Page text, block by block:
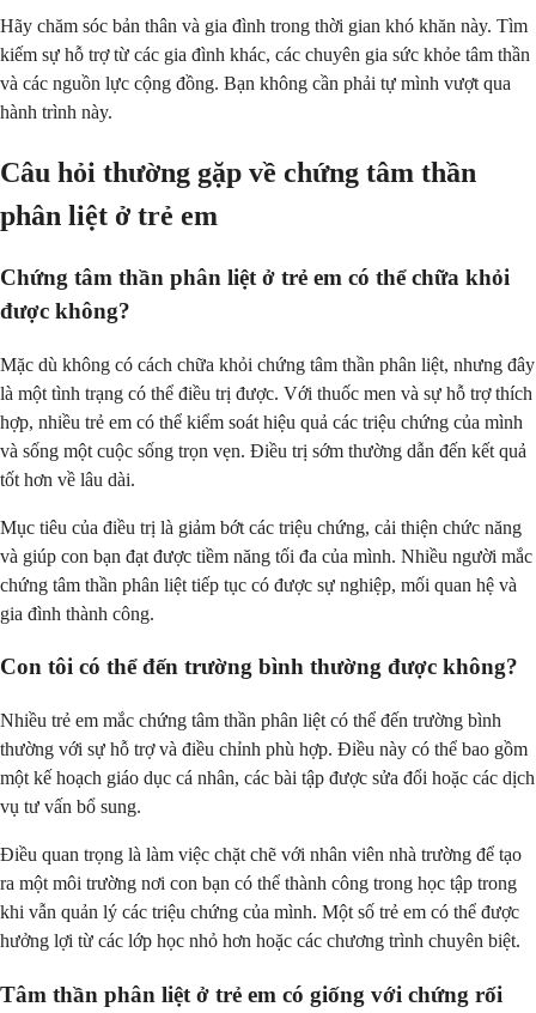
Hãy chăm sóc bản thân và gia đình trong thời gian khó khăn này. Tìm
kiếm sự hỗ trợ từ các gia đình khác, các chuyên gia sức khỏe tâm thần
và các nguồn lực cộng đồng. Bạn không cần phải tự mình vượt qua
hành trình này.
Câu hỏi thường gặp về chứng tâm thần
phân liệt ở trẻ em
Chứng tâm thần phân liệt ở trẻ em có thể chữa khỏi
được không?
Mặc dù không có cách chữa khỏi chứng tâm thần phân liệt, nhưng đây
là một tình trạng có thể điều trị được. Với thuốc men và sự hỗ trợ thích
hợp, nhiều trẻ em có thể kiểm soát hiệu quả các triệu chứng của mình
và sống một cuộc sống trọn vẹn. Điều trị sớm thường dẫn đến kết quả
tốt hơn về lâu dài.
Mục tiêu của điều trị là giảm bớt các triệu chứng, cải thiện chức năng
và giúp con bạn đạt được tiềm năng tối đa của mình. Nhiều người mắc
chứng tâm thần phân liệt tiếp tục có được sự nghiệp, mối quan hệ và
gia đình thành công.
Con tôi có thể đến trường bình thường được không?
Nhiều trẻ em mắc chứng tâm thần phân liệt có thể đến trường bình
thường với sự hỗ trợ và điều chỉnh phù hợp. Điều này có thể bao gồm
một kế hoạch giáo dục cá nhân, các bài tập được sửa đổi hoặc các dịch
vụ tư vấn bổ sung.
Điều quan trọng là làm việc chặt chẽ với nhân viên nhà trường để tạo
ra một môi trường nơi con bạn có thể thành công trong học tập trong
khi vẫn quản lý các triệu chứng của mình. Một số trẻ em có thể được
hưởng lợi từ các lớp học nhỏ hơn hoặc các chương trình chuyên biệt.
Tâm thần phân liệt ở trẻ em có giống với chứng rối